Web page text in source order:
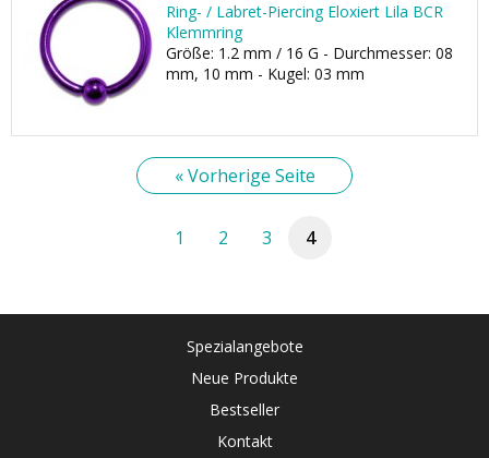
Ring- / Labret-Piercing Eloxiert Lila BCR
Klemmring
Größe: 1.2 mm / 16 G - Durchmesser: 08
mm, 10 mm - Kugel: 03 mm
« Vorherige Seite
1 2 3 4
Spezialangebote
Neue Produkte
Bestseller
Kontakt